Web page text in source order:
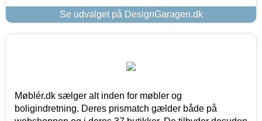
Se udvalget på DesignGaragen.dk
Møblér.dk sælger alt inden for møbler og
boligindretning. Deres prismatch gælder både på